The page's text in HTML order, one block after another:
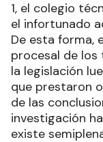
1, el colegio
el infortunado
De esta forma,
procesal de
la legislación
que prestaron
de las
investigación
existe